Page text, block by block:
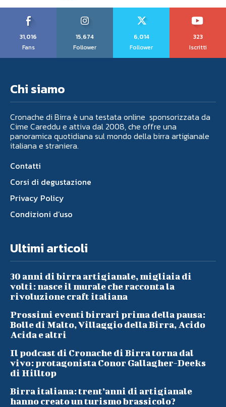
31,016
Fans
15,674
Follower
6,014
Follower
323
Iscritti
Chi siamo
Cronache di Birra è una testata online sponsorizzata da
Cime Careddu e attiva dal 2008, che offre una
panoramica quotidiana sul mondo della birra artigianale
italiana e straniera.
Contatti
Corsi di degustazione
Privacy Policy
Condizioni d’uso
Ultimi articoli
30 anni di birra artigianale, migliaia di
volti: nasce il murale che racconta la
rivoluzione craft italiana
Prossimi eventi birrari prima della pausa:
Bolle di Malto, Villaggio della Birra, Acido
Acida e altri
Il podcast di Cronache di Birra torna dal
vivo: protagonista Conor Gallagher-Deeks
di Hilltop
Birra italiana: trent’anni di artigianale
hanno creato un turismo brassicolo?